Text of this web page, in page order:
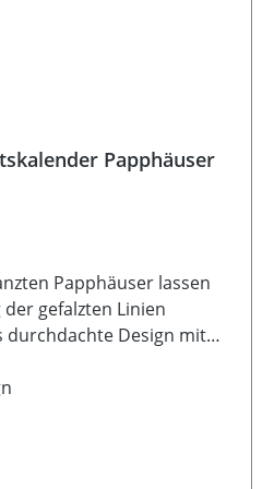
Papphäuser
Papphäuser lassen
gefalzten Linien
durchdachte Design mit
und Schließen. Ein